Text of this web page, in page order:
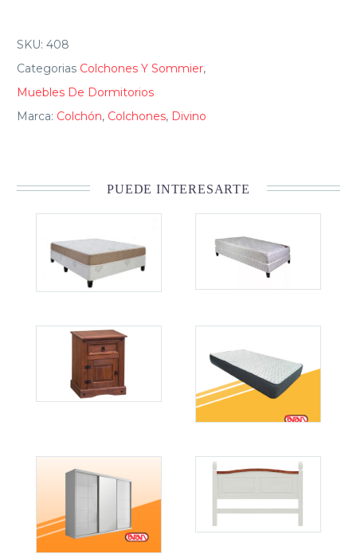
SKU: 408
Categorias Colchones Y Sommier,
Muebles De Dormitorios
Marca: Colchón, Colchones, Divino
PUEDE INTERESARTE